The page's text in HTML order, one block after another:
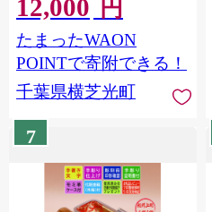
12,000 円
たまったWAON
POINTで寄附できる！
千葉県横芝光町
7